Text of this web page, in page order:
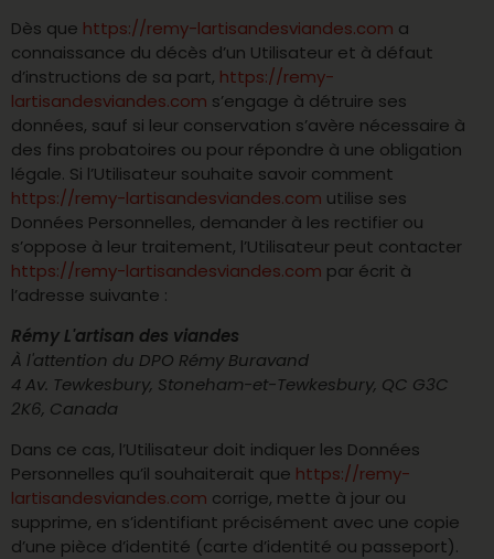
Dès que https://remy-lartisandesviandes.com a
connaissance du décès d’un Utilisateur et à défaut
d’instructions de sa part, https://remy-
lartisandesviandes.com s’engage à détruire ses
données, sauf si leur conservation s’avère nécessaire à
des fins probatoires ou pour répondre à une obligation
légale. Si l’Utilisateur souhaite savoir comment
https://remy-lartisandesviandes.com utilise ses
Données Personnelles, demander à les rectifier ou
s’oppose à leur traitement, l’Utilisateur peut contacter
https://remy-lartisandesviandes.com par écrit à
l’adresse suivante :
Rémy L'artisan des viandes
À l'attention du DPO Rémy Buravand
4 Av. Tewkesbury, Stoneham-et-Tewkesbury, QC G3C
2K6, Canada
Dans ce cas, l’Utilisateur doit indiquer les Données
Personnelles qu’il souhaiterait que https://remy-
lartisandesviandes.com corrige, mette à jour ou
supprime, en s’identifiant précisément avec une copie
d’une pièce d’identité (carte d’identité ou passeport).